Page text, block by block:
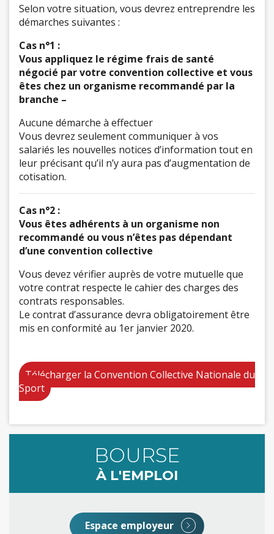
Selon votre situation, vous devrez entreprendre les
démarches suivantes :
Cas n°1 :
Vous appliquez le régime frais de santé
négocié par votre convention collective et vous
êtes chez un organisme recommandé par la
branche –
Aucune démarche à effectuer
Vous devrez seulement communiquer à vos
salariés les nouvelles notices d’information tout en
leur précisant qu’il n’y aura pas d’augmentation de
cotisation.
Cas n°2 :
Vous êtes adhérents à un organisme non
recommandé ou vous n’êtes pas dépendant
d’une convention collective
Vous devez vérifier auprès de votre mutuelle que
votre contrat respecte le cahier des charges des
contrats responsables.
Le contrat d’assurance devra obligatoirement être
mis en conformité au 1er janvier 2020.
Télécharger la Convention Collective Nationale du
Sport
BOURSE
À L'EMPLOI
Espace employeur